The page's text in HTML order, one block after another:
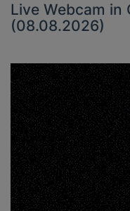
Live Webcam in
(08.08.2026)